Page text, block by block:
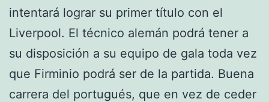
intentará lograr su primer título con el
Liverpool. El técnico alemán podrá tener a
su disposición a su equipo de gala toda vez
que Firminio podrá ser de la partida. Buena
carrera del portugués, que en vez de ceder